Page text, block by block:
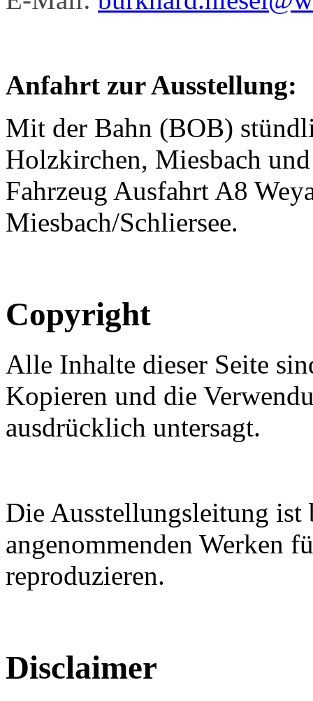
Anfahrt zur Ausstellung:
Mit der Bahn (BOB)
Holzkirchen, Miesbach
Fahrzeug Ausfahrt A8
Miesbach/Schliersee.
Copyright
Alle Inhalte dieser Seite
Kopieren und die
ausdrücklich untersagt.
Die Ausstellungsleitung ist
angenommenden Werken
reproduzieren.
Disclaimer